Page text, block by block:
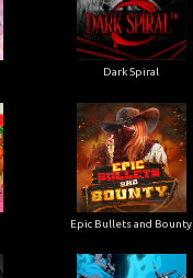
Dark Spiral
Epic Bullets and Bounty